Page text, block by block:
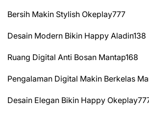
Bersih Makin Stylish Okeplay777
Desain Modern Bikin Happy Aladin138
Ruang Digital Anti Bosan Mantap168
Pengalaman Digital Makin Berkelas
Desain Elegan Bikin Happy